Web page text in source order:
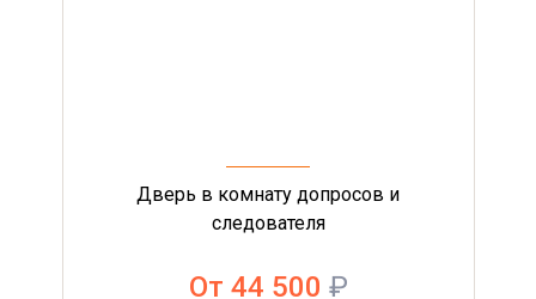
Дверь в комнату допросов и
следователя
От 44 500 ₽